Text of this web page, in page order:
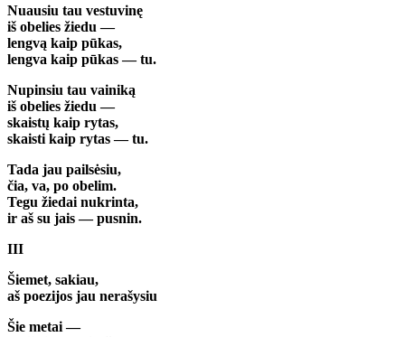
Nuausiu tau vestuvinę
iš obelies žiedu —
lengvą kaip pūkas,
lengva kaip pūkas — tu.
Nupinsiu tau vainiką
iš obelies žiedu —
skaistų kaip rytas,
skaisti kaip rytas — tu.
Tada jau pailsėsiu,
čia, va, po obelim.
Tegu žiedai nukrinta,
ir aš su jais — pusnin.
III
Šiemet, sakiau,
aš poezijos jau nerašysiu
Šie metai —